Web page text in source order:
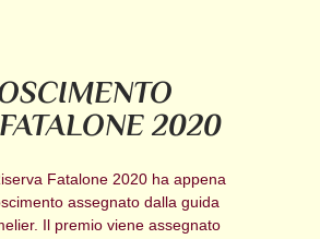
2020
Fatalone 2020 ha appena
assegnato dalla guida
Il premio viene assegnato